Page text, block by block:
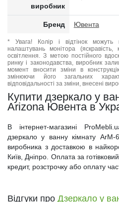
виробник
Бренд Ювента
* Увага! Колір і відтінок можуть
налаштувань монітора (яскравість,
освітлення. З метою постійного
ринку і законодавства, виробник
момент вносити зміни в
змінюючи його загальних
відповідальності за зміни, внесені
Купити дзеркало у
Arizona Ювента в
В інтернет-магазині
дзеркало у ванну кімнату
виробника з доставкою в
Київ, Дніпро. Оплата за
кредит, розстрочку або оплату
Відгуки про Дзеркало у